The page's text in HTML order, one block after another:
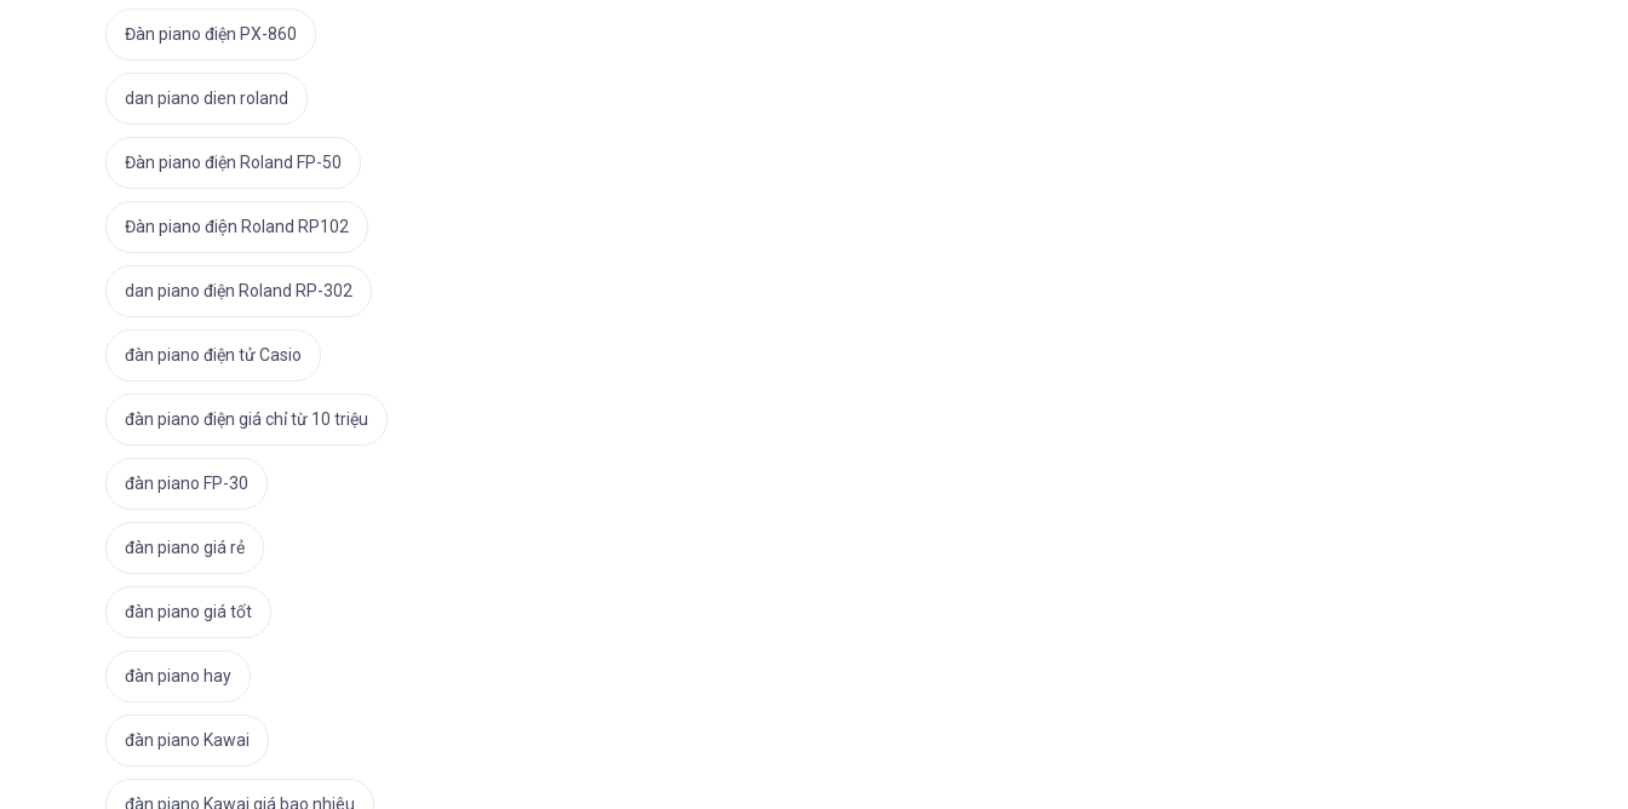
Đàn piano điện PX-860
dan piano dien roland
Đàn piano điện Roland FP-50
Đàn piano điện Roland RP102
dan piano điện Roland RP-302
đàn piano điện tử Casio
đàn piano điện giá chỉ từ 10 triệu
đàn piano FP-30
đàn piano giá rẻ
đàn piano giá tốt
đàn piano hay
đàn piano Kawai
đàn piano Kawai giá bao nhiêu